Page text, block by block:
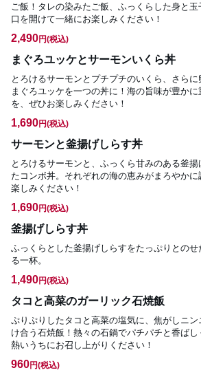
ご飯！タレの染みたご飯、ふっくらした身と玉
口を開けて一緒にお楽しみください！
2,490円(税込)
まぐろユッケとサーモンいくら丼
とろけるサーモンとプチプチのいくら、さら
まぐろユッケを一つの丼に！海の旨味が豊か
を、ぜひお楽しみください！
1,690円(税込)
サーモンと釜揚げしらす丼
とろけるサーモンと、ふっくら甘みのある釜
たコンボ丼。それぞれの海の恵みがまろやか
楽しみください！
1,690円(税込)
釜揚げしらす丼
ふっくらとした釜揚げしらすをたっぷりとのせ
る一杯。
1,490円(税込)
タコと高菜のガーリック石焼飯
ぷりぷりしたタコと高菜の塩気に、焦がしニ
け合う石焼飯！熱々の石鍋でパチパチと香ば
熱いうちにお召し上がりください！
960円(税込)